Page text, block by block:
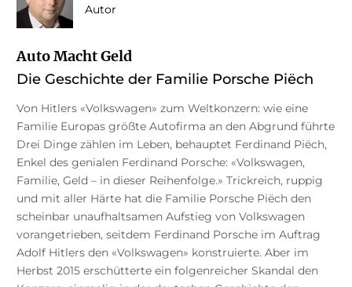
Autor
Auto Macht Geld
Die Geschichte der Familie Porsche Piëch
Von Hitlers «Volkswagen» zum Weltkonzern: wie eine
Familie Europas größte Autofirma an den Abgrund führte
Drei Dinge zählen im Leben, behauptet Ferdinand Piëch,
Enkel des genialen Ferdinand Porsche: «Volkswagen,
Familie, Geld – in dieser Reihenfolge.» Trickreich, ruppig
und mit aller Härte hat die Familie Porsche Piëch den
scheinbar unaufhaltsamen Aufstieg von Volkswagen
vorangetrieben, seitdem Ferdinand Porsche im Auftrag
Adolf Hitlers den «Volkswagen» konstruierte. Aber im
Herbst 2015 erschütterte ein folgenreicher Skandal den